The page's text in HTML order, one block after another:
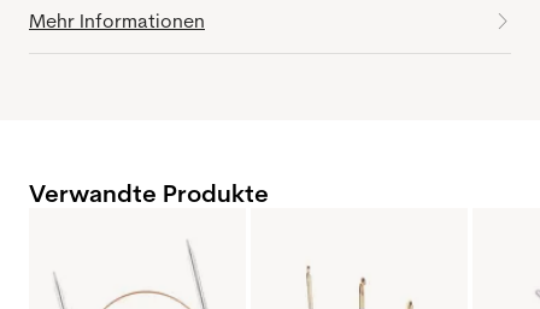
Mehr Informationen
Verwandte Produkte